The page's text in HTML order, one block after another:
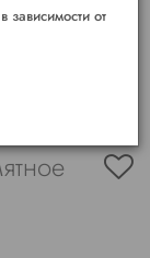
от